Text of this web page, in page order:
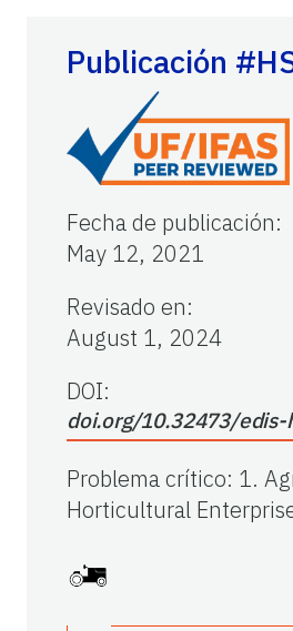
Publicación
Fecha de publicación:
May 12, 2021
Revisado en:
August 1, 2024
DOI:
doi.org/10.32473/edis-
Problema crítico: 1.
Horticultural